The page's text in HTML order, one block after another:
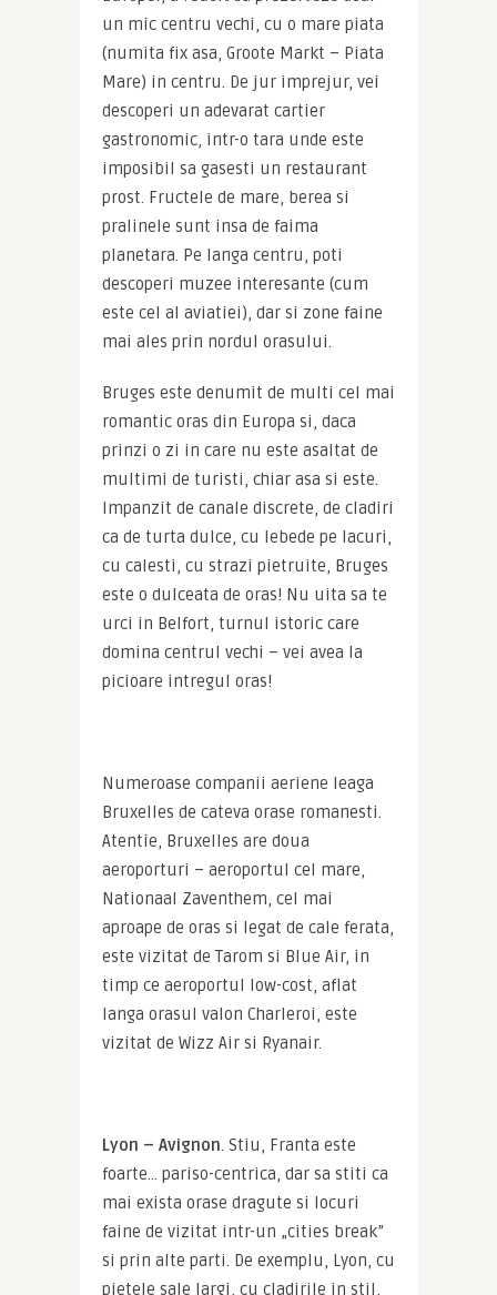
un mic centru vechi, cu o mare piata
(numita fix asa, Groote Markt – Piata
Mare) in centru. De jur imprejur, vei
descoperi un adevarat cartier
gastronomic, intr-o tara unde este
imposibil sa gasesti un restaurant
prost. Fructele de mare, berea si
pralinele sunt insa de faima
planetara. Pe langa centru, poti
descoperi muzee interesante (cum
este cel al aviatiei), dar si zone faine
mai ales prin nordul orasului.
Bruges este denumit de multi cel mai
romantic oras din Europa si, daca
prinzi o zi in care nu este asaltat de
multimi de turisti, chiar asa si este.
Impanzit de canale discrete, de cladiri
ca de turta dulce, cu lebede pe lacuri,
cu calesti, cu strazi pietruite, Bruges
este o dulceata de oras! Nu uita sa te
urci in Belfort, turnul istoric care
domina centrul vechi – vei avea la
picioare intregul oras!
Numeroase companii aeriene leaga
Bruxelles de cateva orase romanesti.
Atentie, Bruxelles are doua
aeroporturi – aeroportul cel mare,
Nationaal Zaventhem, cel mai
aproape de oras si legat de cale ferata,
este vizitat de Tarom si Blue Air, in
timp ce aeroportul low-cost, aflat
langa orasul valon Charleroi, este
vizitat de Wizz Air si Ryanair.
Lyon – Avignon. Stiu, Franta este
foarte… pariso-centrica, dar sa stiti ca
mai exista orase dragute si locuri
faine de vizitat intr-un „cities break”
si prin alte parti. De exemplu, Lyon, cu
pietele sale largi, cu cladirile in stil,